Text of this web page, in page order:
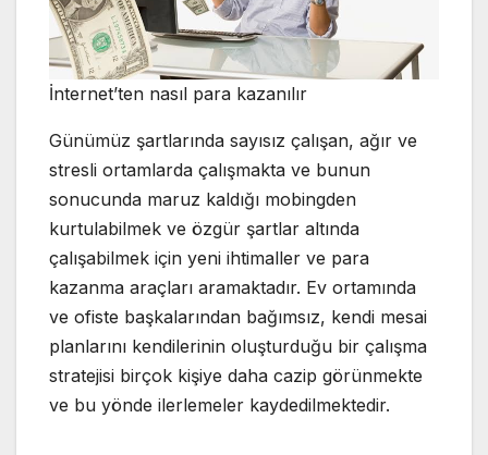
İnternet’ten nasıl para kazanılır
Günümüz şartlarında sayısız çalışan, ağır ve
stresli ortamlarda çalışmakta ve bunun
sonucunda maruz kaldığı mobingden
kurtulabilmek ve özgür şartlar altında
çalışabilmek için yeni ihtimaller ve para
kazanma araçları aramaktadır. Ev ortamında
ve ofiste başkalarından bağımsız, kendi mesai
planlarını kendilerinin oluşturduğu bir çalışma
stratejisi birçok kişiye daha cazip görünmekte
ve bu yönde ilerlemeler kaydedilmektedir.